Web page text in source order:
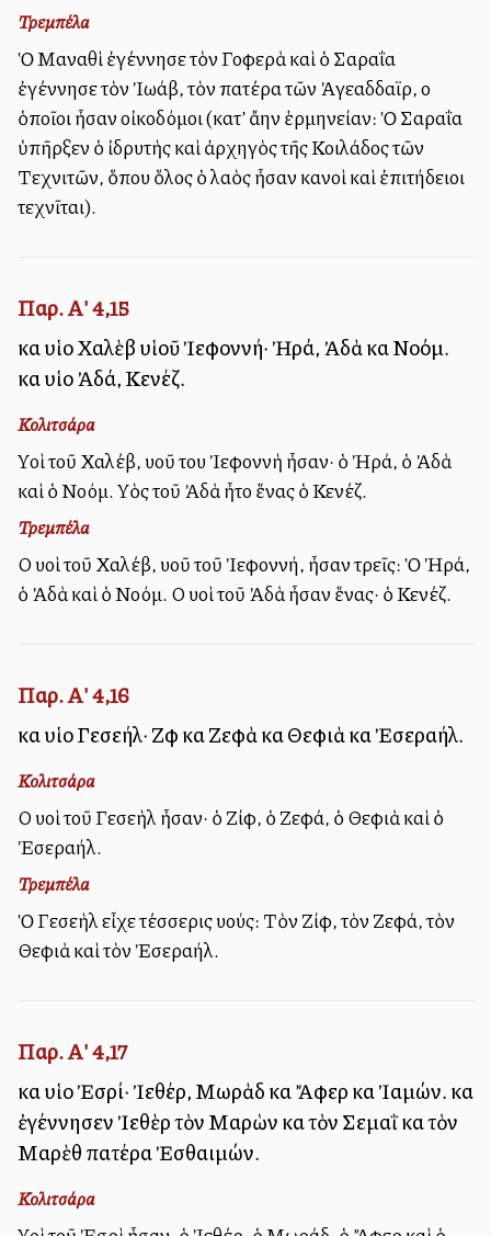
Τρεμπέλα
Ὁ Μαναθὶ ἐγέννησε τὸν Γοφερὰ καὶ ὁ Σαραΐα
ἐγέννησε τὸν Ἰωάβ, τὸν πατέρα τῶν Ἀγεαδδαϊρ, οἱ
ὁποῖοι ἦσαν οἰκοδόμοι (κατ’ ἄλλην ἑρμηνείαν: Ὁ Σαραΐα
ὑπῆρξεν ὁ ἰδρυτὴς καὶ ἀρχηγὸς τῆς Κοιλάδος τῶν
Τεχνιτῶν, ὅπου ὅλος ὁ λαὸς ἦσαν ἱκανοὶ καὶ ἐπιτήδειοι
τεχνῖται).
Παρ. Α' 4,15
καὶ υἱοὶ Χαλὲβ υἱοῦ Ἰεφοννή· Ἠρά, Ἀδὰ καὶ Νοόμ.
καὶ υἱοὶ Ἀδά, Κενέζ.
Κολιτσάρα
Υἱοὶ τοῦ Χαλέβ, υἱοῦ του Ἰεφοννὴ ἦσαν· ὁ Ἠρά, ὁ Ἀδὰ
καὶ ὁ Νοόμ. Υἱὸς τοῦ Ἀδὰ ἦτο ἕνας ὁ Κενέζ.
Τρεμπέλα
Οἱ υἱοὶ τοῦ Χαλέβ, υἱοῦ τοῦ Ἰεφοννή, ἦσαν τρεῖς: Ὁ Ἠρά,
ὁ Ἀδὰ καὶ ὁ Νοόμ. Οἱ υἱοὶ τοῦ Ἀδὰ ἦσαν ἕνας· ὁ Κενέζ.
Παρ. Α' 4,16
καὶ υἱοὶ Γεσεήλ· Ζὶφ καὶ Ζεφὰ καὶ Θεφιὰ καὶ Ἐσεραήλ.
Κολιτσάρα
Οἱ υἱοὶ τοῦ Γεσεὴλ ἦσαν· ὁ Ζίφ, ὁ Ζεφά, ὁ Θεφιὰ καὶ ὁ
Ἐσεραήλ.
Τρεμπέλα
Ὁ Γεσεὴλ εἶχε τέσσερις υἱούς: Τὸν Ζίφ, τὸν Ζεφά, τὸν
Θεφιὰ καὶ τὸν Ἐσεραήλ.
Παρ. Α' 4,17
καὶ υἱοὶ Ἐσρί· Ἰεθέρ, Μωρὰδ καὶ Ἄφερ καὶ Ἰαμών. καὶ
ἐγέννησεν Ἰεθὲρ τὸν Μαρὼν καὶ τὸν Σεμαῒ καὶ τὸν
Μαρὲθ πατέρα Ἐσθαιμών.
Κολιτσάρα